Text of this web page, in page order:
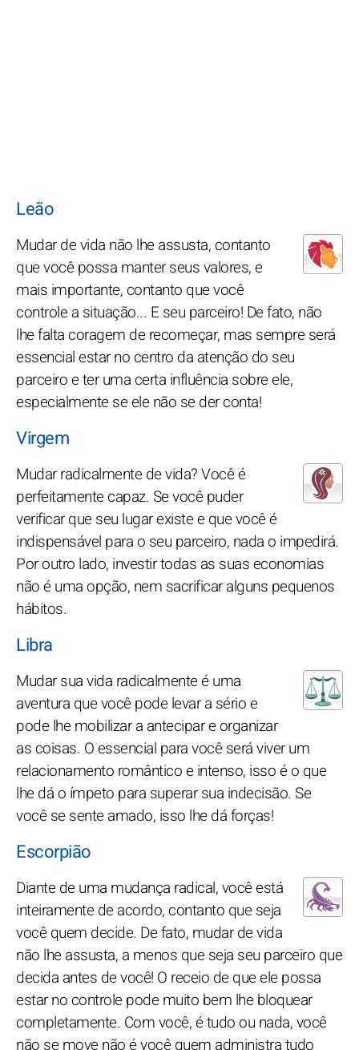
Leão
Mudar de vida não lhe assusta, contanto
que você possa manter seus valores, e
mais importante, contanto que você
controle a situação... E seu parceiro! De fato, não
lhe falta coragem de recomeçar, mas sempre será
essencial estar no centro da atenção do seu
parceiro e ter uma certa influência sobre ele,
especialmente se ele não se der conta!
Virgem
Mudar radicalmente de vida? Você é
perfeitamente capaz. Se você puder
verificar que seu lugar existe e que você é
indispensável para o seu parceiro, nada o impedirá.
Por outro lado, investir todas as suas economias
não é uma opção, nem sacrificar alguns pequenos
hábitos.
Libra
Mudar sua vida radicalmente é uma
aventura que você pode levar a sério e
pode lhe mobilizar a antecipar e organizar
as coisas. O essencial para você será viver um
relacionamento romântico e intenso, isso é o que
lhe dá o ímpeto para superar sua indecisão. Se
você se sente amado, isso lhe dá forças!
Escorpião
Diante de uma mudança radical, você está
inteiramente de acordo, contanto que seja
você quem decide. De fato, mudar de vida
não lhe assusta, a menos que seja seu parceiro que
decida antes de você! O receio de que ele possa
estar no controle pode muito bem lhe bloquear
completamente. Com você, é tudo ou nada, você
não se move não é você quem administra tudo